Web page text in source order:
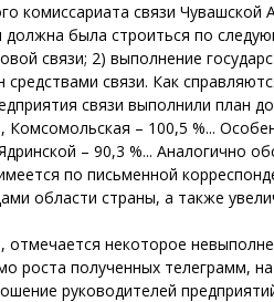
комиссариата связи
была строиться по
связи; 2) выполнение
средствами связи. Как
связи выполнили план
Комсомольская – 100,5 %...
– 90,3 %... Аналогично
по письменной
области страны, а также
отмечается некоторое
роста полученных телеграмм,
руководителей